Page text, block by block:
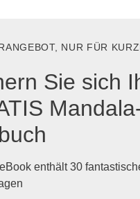
NUR FÜR
Sie sich
enthält 30